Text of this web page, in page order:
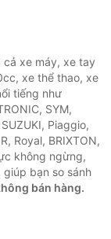
xe máy, xe tay
xe thể thao, xe
tiếng như
SYM,
Piaggio,
Royal, BRIXTON,
không ngừng,
bạn so sánh
bán hàng.